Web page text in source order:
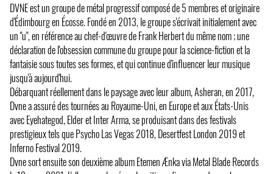
DVNE est un groupe de métal progressif composé de 5 membres et originaire
d'Édimbourg en Écosse. Fondé en 2013, le groupe s'écrivait initialement avec
un "u", en référence au chef-d'œuvre de Frank Herbert du même nom ; une
déclaration de l'obsession commune du groupe pour la science-fiction et la
fantaisie sous toutes ses formes, et qui continue d'influencer leur musique
jusqu'à aujourd'hui.
Débarquant réellement dans le paysage avec leur album, Asheran, en 2017,
Dvne a assuré des tournées au Royaume-Uni, en Europe et aux États-Unis
avec Eyehategod, Elder et Inter Arma, se produisant dans des festivals
prestigieux tels que Psycho Las Vegas 2018, Desertfest London 2019 et
Inferno Festival 2019.
Dvne sort ensuite son deuxième album Etemen Ænka via Metal Blade Records